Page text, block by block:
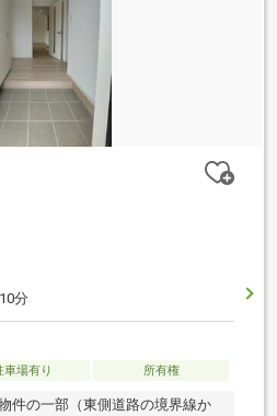
分
車場有り 所有権
件の一部（東側道路の境界線か